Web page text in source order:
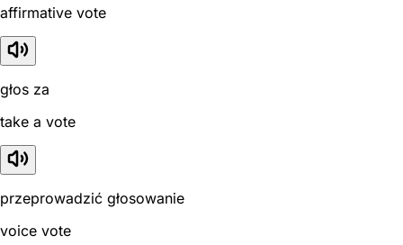
affirmative vote
głos za
take a vote
przeprowadzić głosowanie
voice vote